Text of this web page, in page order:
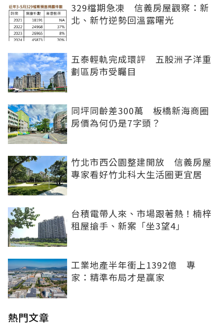
329檔期急凍 信義房屋觀察：新
北、新竹逆勢回溫露曙光
五泰輕軌完成環評 五股洲子洋重
劃區房市受矚目
同坪同齡差300萬 板橋新海商圈
房價為何仍是7字頭？
竹北市西公園整建開放 信義房屋
專家看好竹北科大生活圈更宜居
台積電帶人來、市場跟著熱！楠梓
租屋搶手、新案「坐3望4」
工業地產半年衝上1392億 專
家：精準布局才是贏家
熱門文章